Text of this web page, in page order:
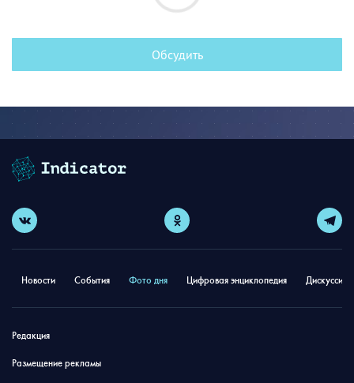
Обсудить
Новости События Фото дня Цифровая энциклопедия
Редакция
Размещение рекламы